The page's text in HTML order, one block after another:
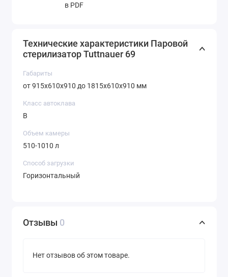
в PDF
Технические характеристики Паровой
стерилизатор Tuttnauer 69
Габариты
от 915x610x910 до 1815x610x910 мм
Класс автоклава
B
Объем камеры
510-1010 л
Способ загрузки
Горизонтальный
Отзывы 0
Нет отзывов об этом товаре.